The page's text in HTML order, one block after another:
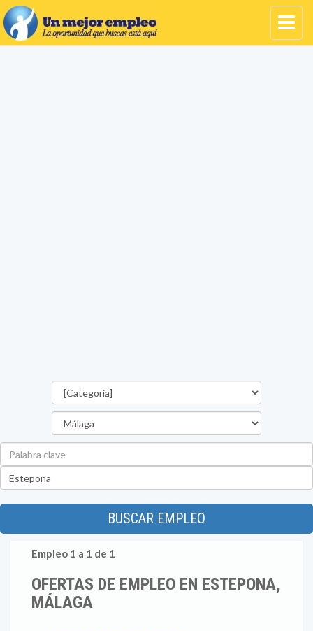
BUSCAR EMPLEO
Empleo 1 a 1 de 1
OFERTAS DE EMPLEO EN ESTEPONA,
MÁLAGA